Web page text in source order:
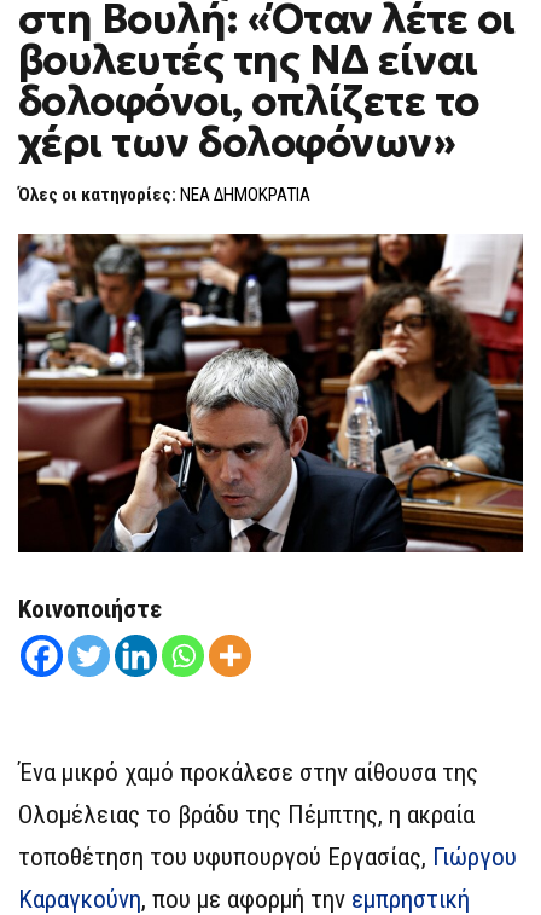
ΒΟΥΛΉ:
«ΌΤΑΝ
ΛΈΤΕ
ΟΙ
ΒΟΥΛΕΥΤΈΣ
ΤΗΣ
ΕΊΝΑΙ
ΔΟΛΟΦΌΝΟΙ,
ΟΠΛΊΖΕΤΕ
ΤΟ
ΤΩΝ
ΔΟΛΟΦΌΝΩΝ»
στη Βουλή: «Όταν λέτε οι
βουλευτές της ΝΔ είναι
δολοφόνοι, οπλίζετε το
χέρι των δολοφόνων»
Όλες οι κατηγορίες: ΝΕΑ ΔΗΜΟΚΡΑΤΙΑ
Κοινοποιήστε
Ένα μικρό χαμό προκάλεσε στην αίθουσα της
Ολομέλειας το βράδυ της Πέμπτης, η ακραία
τοποθέτηση του υφυπουργού Εργασίας, Γιώργου
Καραγκούνη, που με αφορμή την εμπρηστική